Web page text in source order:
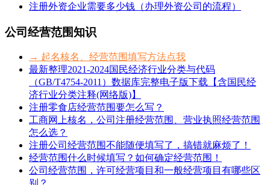
注册外资企业需要多少钱（办理外资公司的流程）
公司经营范围知识
→ 起名核名、经营范围填写方法点我
最新整理2021-2024国民经济行业分类与代码
（GB/T4754-2011）数据库完整电子版下载【含国民经
济行业分类注释(网络版)】
注册零食店经营范围要怎么写？
工商网上核名，公司注册经营范围、营业执照经营范围
怎么选？
注册公司经营范围不能随便填写了，搞错就麻烦了！
经营范围什么时候填写？如何确定经营范围！
公司经营范围，许可经营项目和一般经营项目有哪些区